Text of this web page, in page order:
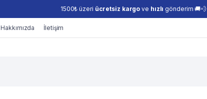
1500₺ üzeri ücretsiz kargo ve hızlı gönderim 🚚💨
Hakkımızda İletişim